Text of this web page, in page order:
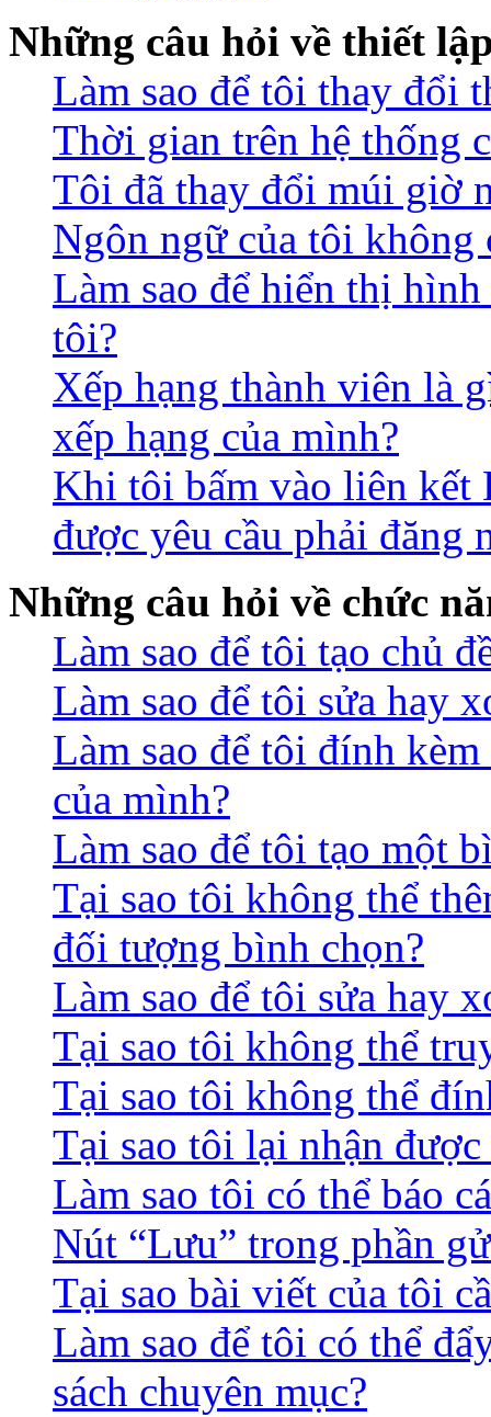
Những câu hỏi về thiết
Làm sao để tôi thay đổi
Thời gian trên hệ thống
Tôi đã thay đổi múi giờ
Ngôn ngữ của tôi không
Làm sao để hiển thị
tôi?
Xếp hạng thành viên là
xếp hạng của mình?
Khi tôi bấm vào liên kết
được yêu cầu phải đăng
Những câu hỏi về chức
Làm sao để tôi tạo chủ
Làm sao để tôi sửa hay
Làm sao để tôi đính
của mình?
Làm sao để tôi tạo một
Tại sao tôi không thể
đối tượng bình chọn?
Làm sao để tôi sửa hay
Tại sao tôi không thể
Tại sao tôi không thể
Tại sao tôi lại nhận được
Làm sao tôi có thể báo
Nút “Lưu” trong phần
Tại sao bài viết của tôi
Làm sao để tôi có thể
sách chuyên mục?